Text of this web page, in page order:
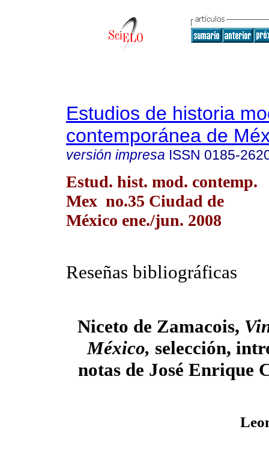
Estudios de historia
contemporánea de
versión impresa ISSN 0185-
Estud. hist. mod. contemp.
Mex no.35 Ciudad de
México ene./jun. 2008
Reseñas bibliográficas
Niceto de Zamacois,
México, selección,
notas de José Enrique